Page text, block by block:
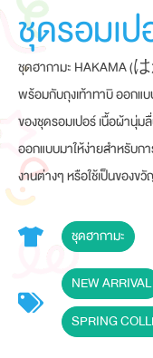
ชุดรอมเป
ชุดฮากามะ HAKAMA (
พร้อมกับถุงเท้าทาบิ ออกแ
ของชุดรอมเปอร์ เนื้อผ้านุ่
ออกแบบมาให้ง่ายสำหรับก
งานต่างๆ หรือใช้เป็นของข
ชุดฮากามะ
NEW ARRIVAL
SPRING